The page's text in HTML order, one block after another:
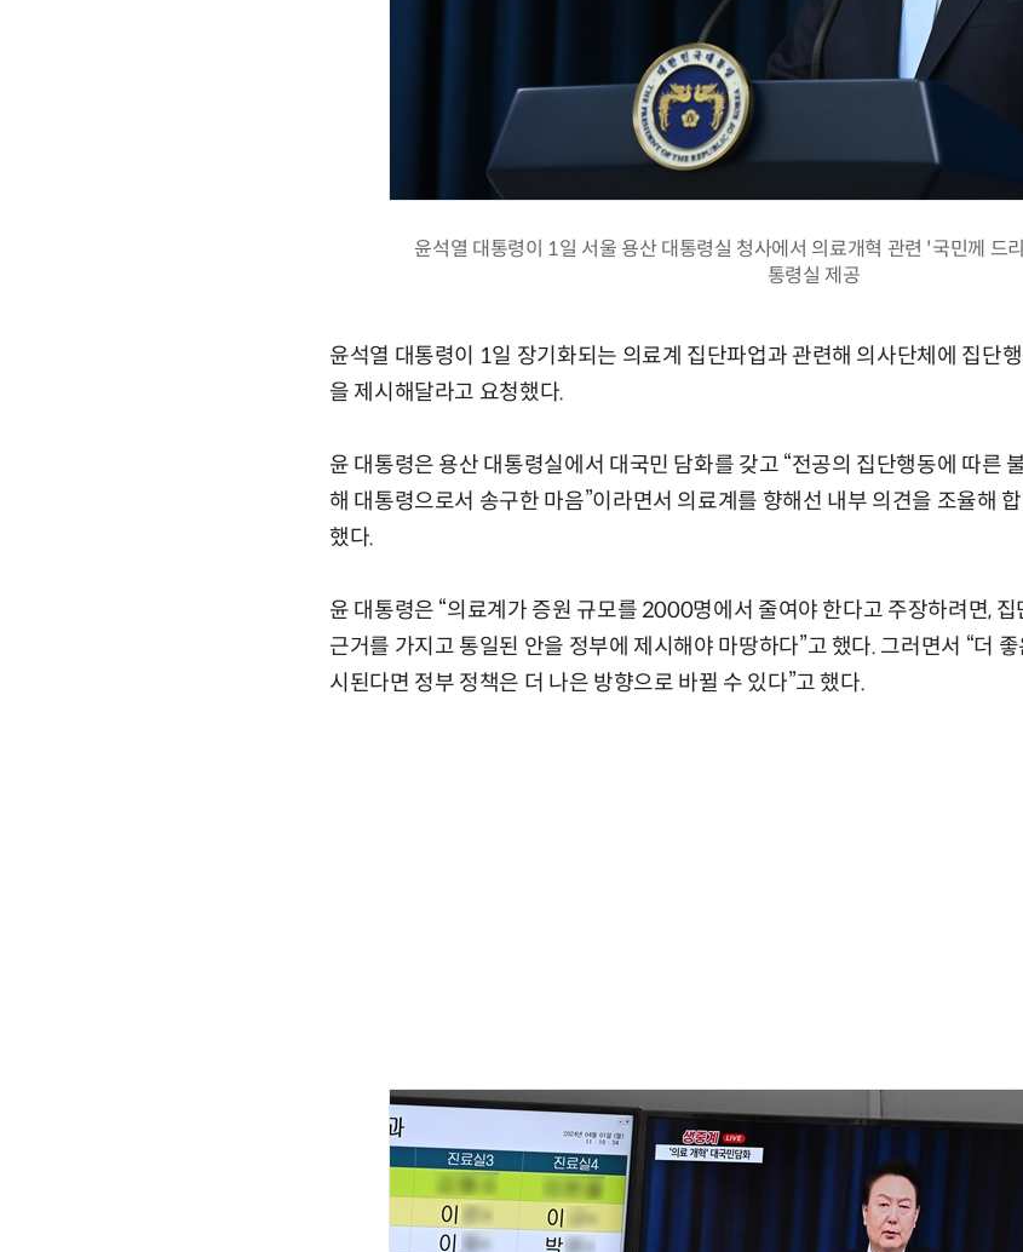
윤석열 대통령이 1일 서울 용산 대통령실 청사에서 의료개혁 관련 '국민께 드
통령실 제공
윤석열 대통령이 1일 장기화되는 의료계 집단파업과 관련해 의사단체에 집단
을 제시해달라고 요청했다.
윤 대통령은 용산 대통령실에서 대국민 담화를 갖고 “전공의 집단행동에 따른
해 대통령으로서 송구한 마음”이라면서 의료계를 향해선 내부 의견을 조율해
했다.
윤 대통령은 “의료계가 증원 규모를 2000명에서 줄여야 한다고 주장하려면,
근거를 가지고 통일된 안을 정부에 제시해야 마땅하다”고 했다. 그러면서 “더
시된다면 정부 정책은 더 나은 방향으로 바뀔 수 있다”고 했다.